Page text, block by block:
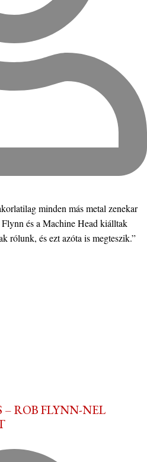
minden más metal zenekar
és a Machine Head kiálltak
rólunk, és ezt azóta is megteszik.”
– ROB FLYNN-NEL